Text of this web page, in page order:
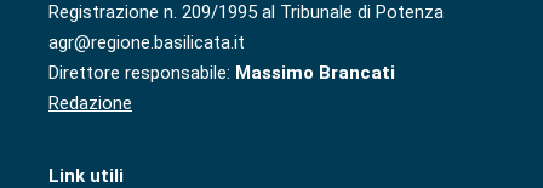
Registrazione n. 209/1995 al Tribunale di Potenza
agr@regione.basilicata.it
Direttore responsabile: Massimo Brancati
Redazione
Link utili